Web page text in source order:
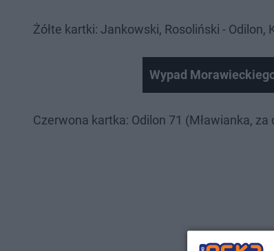
Żółte kartki: Jankowski, Rosoliński -
Wypad
Czerwona kartka: Odilon 71 (Mławianka, za